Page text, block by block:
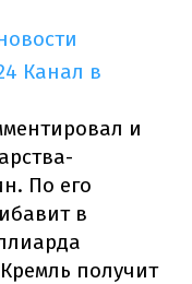
Канал в
и
По его
в
получит